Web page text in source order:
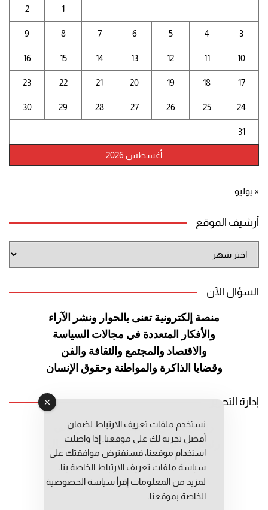
أغسطس 2026
1
2
3
4
5
6
7
8
9
10
11
12
13
14
15
16
17
18
19
20
21
22
23
24
25
26
27
28
29
30
31
« يوليو
أرشيف الموقع
الموقع
السؤال الآن
منصة إلكترونية تعنى بالحوار ونشر الآراء
والأفكار المتعددة في مجالات السياسة
والاقتصاد والمجتمع والثقافة والفن
وقضايا الذاكرة والمواطنة وحقوق الإنسان
إدارة التحرير
رئيس التحرير: عبد الرحيم التوراني
رئيس التحرير المساعد: المعطي قبال
مديرة التحرير: فاطمة حوحو
نستخدم ملفات تعريف الارتباط لضمان
أفضل تجربة لك على موقعنا. إذا واصلت
استخدام موقعنا، فسنفترض موافقتك على
سياسة ملفات تعريف الارتباط الخاصة بنا.
لمزيد من المعلومات إقرأ سياسة الخصوصية
الخاصة بموقعنا.